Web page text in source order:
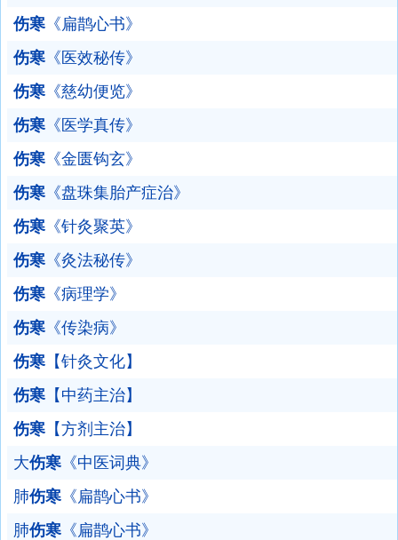
伤寒 《扁鹊心书》
伤寒 《医效秘传》
伤寒 《慈幼便览》
伤寒 《医学真传》
伤寒 《金匮钩玄》
伤寒 《盘珠集胎产症治》
伤寒 《针灸聚英》
伤寒 《灸法秘传》
伤寒 《病理学》
伤寒 《传染病》
伤寒 【针灸文化】
伤寒 【中药主治】
伤寒 【方剂主治】
大伤寒 《中医词典》
肺伤寒 《扁鹊心书》
肺伤寒 《扁鹊心书》